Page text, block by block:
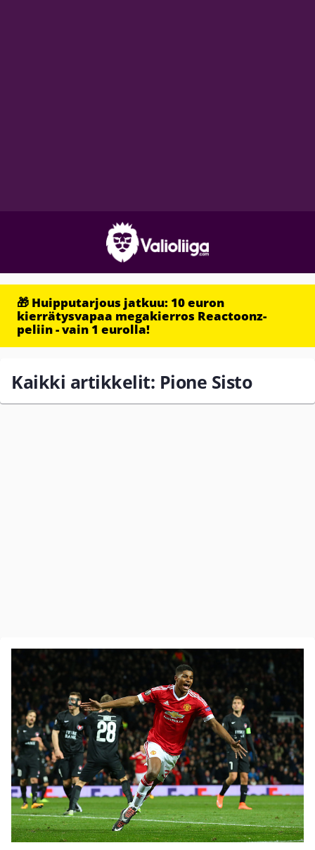
🎁 Huipputarjous jatkuu: 10 euron
kierrätysvapaa megakierros Reactoonz-
peliin - vain 1 eurolla!
Kaikki artikkelit: Pione Sisto